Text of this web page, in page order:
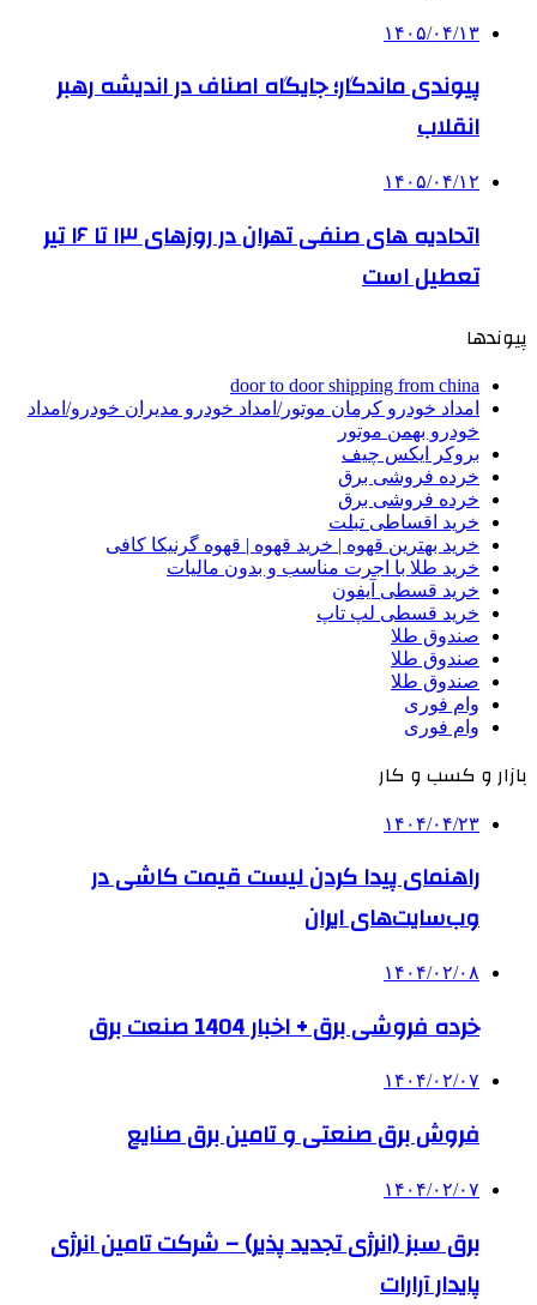
۱۴۰۵/۰۴/۱۳
پیوندی ماندگار؛ جایگاه اصناف در اندیشه رهبر
انقلاب
۱۴۰۵/۰۴/۱۲
اتحادیه های صنفی تهران در روزهای ۱۳ تا ۱۶ تیر
تعطیل است
پیوندها
door to door shipping from china
امداد خودرو کرمان موتور/امداد خودرو مدیران خودرو/امداد
خودرو بهمن موتور
بروکر ایکس چیف
خرده فروشی برق
خرده فروشی برق
خرید اقساطی تبلت
خرید بهترین قهوه | خرید قهوه | قهوه گرنیکا کافی
خرید طلا با اجرت مناسب و بدون مالیات
خرید قسطی آیفون
خرید قسطی لپ تاپ
صندوق طلا
صندوق طلا
صندوق طلا
وام فوری
وام فوری
بازار و کسب و کار
۱۴۰۴/۰۴/۲۳
راهنمای پیدا کردن لیست قیمت کاشی در
وب‌سایت‌های ایران
۱۴۰۴/۰۲/۰۸
خرده فروشی برق + اخبار 1404 صنعت برق
۱۴۰۴/۰۲/۰۷
فروش برق صنعتی و تامین برق صنایع
۱۴۰۴/۰۲/۰۷
برق سبز (انرژی تجدید پذیر) – شرکت تامین انرژی
پایدار آرارات